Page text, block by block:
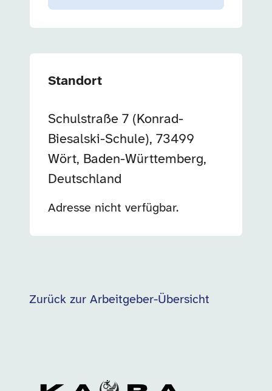
Standort
Schulstraße 7 (Konrad-
Biesalski-Schule), 73499
Wört, Baden-Württemberg,
Deutschland
Adresse nicht verfügbar.
Zurück zur Arbeitgeber-Übersicht